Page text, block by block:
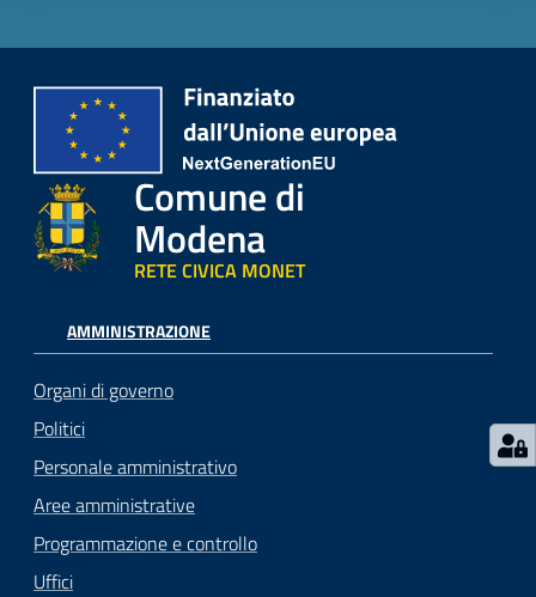
Comune di
Modena
RETE CIVICA MONET
AMMINISTRAZIONE
Organi di governo
Politici
Personale amministrativo
Aree amministrative
Programmazione e controllo
Uffici